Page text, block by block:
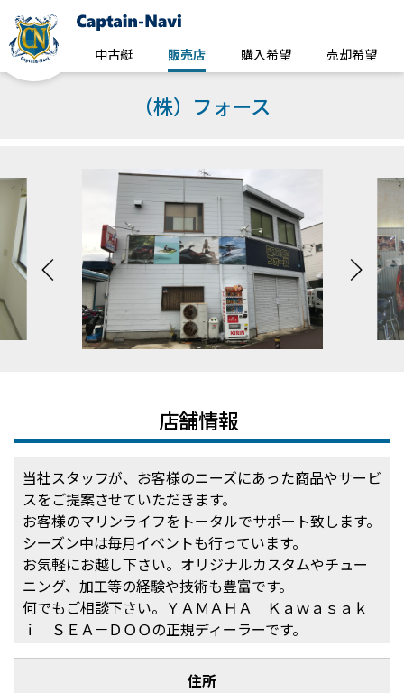
中古艇 販売店 購入希望 売却希望
（株）フォース
店舗情報
当社スタッフが、お客様のニーズにあった商品やサービ
スをご提案させていただきます。
お客様のマリンライフをトータルでサポート致します。
シーズン中は毎月イベントも行っています。
お気軽にお越し下さい。オリジナルカスタムやチュー
ニング、加工等の経験や技術も豊富です。
何でもご相談下さい。ＹＡＭＡＨＡ Ｋａｗａｓａｋ
ｉ ＳＥＡ－ＤＯＯの正規ディーラーです。
住所